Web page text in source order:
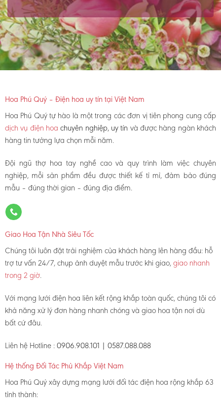
Hoa Phú Quý – Điện hoa uy tín tại Việt Nam
Hoa Phú Quý tự hào là một trong các đơn vị tiên phong cung cấp
dịch vụ điện hoachuyên nghiệp, uy tín và được hàng ngàn khách
hàng tin tưởng lựa chọn mỗi năm.
Đội ngũ thợ hoa tay nghề cao và quy trình làm việc chuyên
nghiệp, mỗi sản phẩm đều được thiết kế tỉ mỉ, đảm bảo đúng
mẫu – đúng thời gian – đúng địa điểm.
Giao Hoa Tận Nhà Siêu Tốc
Chúng tôi luôn đặt trải nghiệm của khách hàng lên hàng đầu: hỗ
trợ tư vấn 24/7, chụp ảnh duyệt mẫu trước khi giao,giao nhanh
trong 2 giờ.
Với mạng lưới điện hoa liên kết rộng khắp toàn quốc, chúng tôi có
khả năng xử lý đơn hàng nhanh chóng và giao hoa tận nơi dù
bất cứ đâu.
Liên hệ Hotline : 0906.908.101 | 0587.088.088
Hệ thống Đối Tác Phủ Khắp Việt Nam
Hoa Phú Quý xây dựng mạng lưới đối tác điện hoa rộng khắp 63
tỉnh thành: